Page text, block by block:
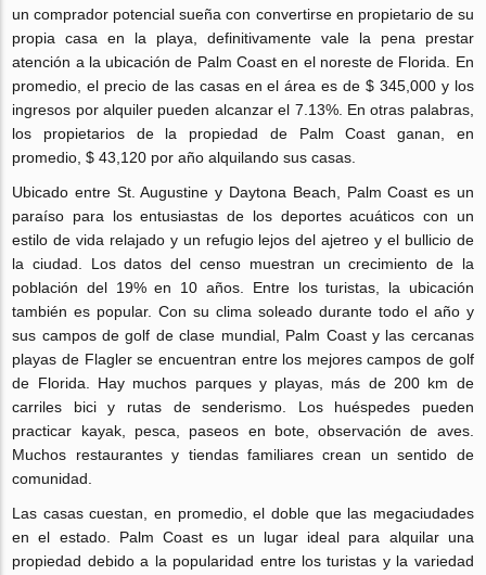
un comprador potencial sueña con convertirse en propietario de su
propia casa en la playa, definitivamente vale la pena prestar
atención a la ubicación de Palm Coast en el noreste de Florida. En
promedio, el precio de las casas en el área es de $ 345,000 y los
ingresos por alquiler pueden alcanzar el 7.13%. En otras palabras,
los propietarios de la propiedad de Palm Coast ganan, en
promedio, $ 43,120 por año alquilando sus casas.
Ubicado entre St. Augustine y Daytona Beach, Palm Coast es un
paraíso para los entusiastas de los deportes acuáticos con un
estilo de vida relajado y un refugio lejos del ajetreo y el bullicio de
la ciudad. Los datos del censo muestran un crecimiento de la
población del 19% en 10 años. Entre los turistas, la ubicación
también es popular. Con su clima soleado durante todo el año y
sus campos de golf de clase mundial, Palm Coast y las cercanas
playas de Flagler se encuentran entre los mejores campos de golf
de Florida. Hay muchos parques y playas, más de 200 km de
carriles bici y rutas de senderismo. Los huéspedes pueden
practicar kayak, pesca, paseos en bote, observación de aves.
Muchos restaurantes y tiendas familiares crean un sentido de
comunidad.
Las casas cuestan, en promedio, el doble que las megaciudades
en el estado. Palm Coast es un lugar ideal para alquilar una
propiedad debido a la popularidad entre los turistas y la variedad